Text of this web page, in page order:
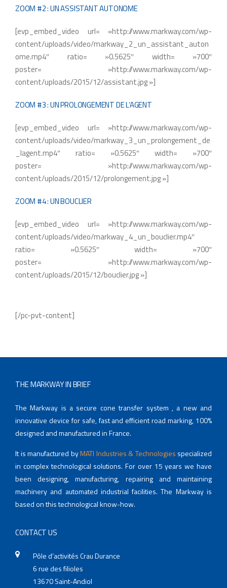
ZOOM #2 : UN ASSISTANT AUTONOME
[evp_embed_video url= »http://www.markway.com/wp-
content/uploads/video/markway_2_un_assistant_auton
ome.mp4″ ratio= »0.5625″ width= »700″
poster= »http://www.markway.com/wp-
content/uploads/2015/12/assistant.jpg »]
ZOOM #3 : UN PROLONGEMENT DE L’AGENT
[evp_embed_video url= »http://www.markway.com/wp-
content/uploads/video/markway_3_un_prolongement_de
_lagent.mp4″ ratio= »0.5625″ width= »700″
poster= »http://www.markway.com/wp-
content/uploads/2015/12/prolongement.jpg »]
ZOOM #4 : UN BOUCLIER
[evp_embed_video url= »http://www.markway.com/wp-
content/uploads/video/markway_4_un_bouclier.mp4″
ratio= »0.5625″ width= »700″
poster= »http://www.markway.com/wp-
content/uploads/2015/12/bouclier.jpg »]
[/pc-pvt-content]
THE MARKWAY IN BRIEF
The Markway is a secure cone transfer system , a new and
innovative device for safe, fast and efficient road marking, 100%
designed and manufactured in France.
It is manufactured byMATI Industries & Technologies specialized
in complex technological solutions. For over 15 years we have
been designing, manufacturing, repairing and maintaining
machinery and automated industrial facilities. The Markway is
based on this technological know-how.
CONTACT US
Pôle d’activités Crau Durance
6 rue des filioles
13670 Saint-Andiol